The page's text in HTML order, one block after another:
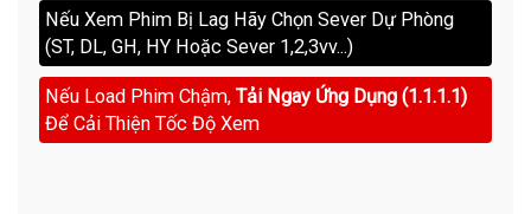
Nếu Xem Phim Bị Lag Hãy Chọn Sever Dự Phòng
(ST, DL, GH, HY Hoặc Sever 1,2,3vv...)
Nếu Load Phim Chậm, Tải Ngay Ứng Dụng (1.1.1.1)
Để Cải Thiện Tốc Độ Xem